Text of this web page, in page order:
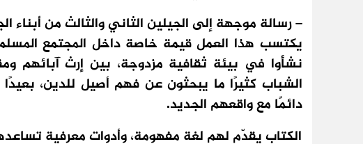
– رسالة موجهة إلى الجيلين الثاني والثالث من أبناء
يكتسب هذا العمل قيمة خاصة داخل المجتمع
نشأوا في بيئة ثقافية مزدوجة، بين إرث آبائهم
الشباب كثيرًا ما يبحثون عن فهم أصيل للدين، بعيدًا
دائمًا مع واقعهم الجديد.
الكتاب يقدّم لهم لغة مفهومة، وأدوات معرفية